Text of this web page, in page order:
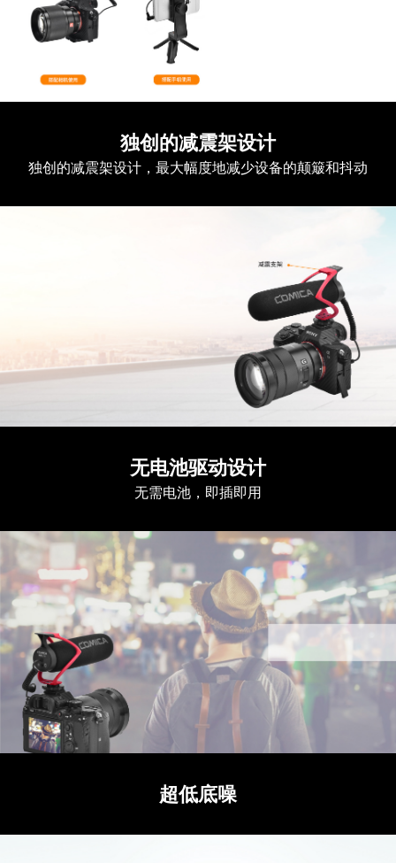
独创的减震架设计
独创的减震架设计，最大幅度地减少设备的颠簸和抖动
无电池驱动设计
无需电池，即插即用
超低底噪